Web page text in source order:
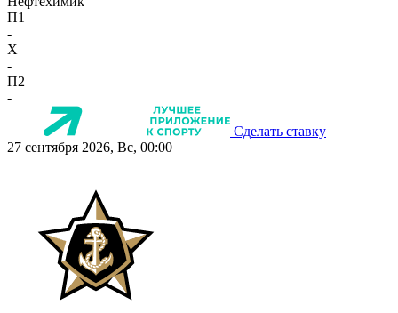
П1
-
X
-
П2
-
Сделать ставку
27 сентября 2026, Вс, 00:00